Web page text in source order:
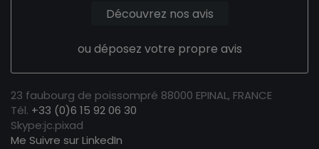
Découvrez nos avis
ou déposez votre propre avis
23 faubourg de poissompré 88000 EPINAL, FRANCE
Tél. +33 (0)6 15 92 06 30
Skype:jc.pixad
Me Suivre sur LinkedIn